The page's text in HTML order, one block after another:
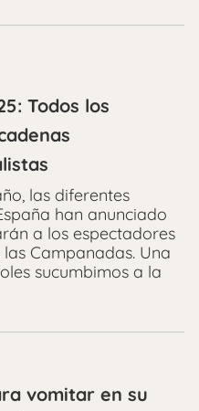
Todos los
las diferentes
han anunciado
a los espectadores
Campanadas. Una
sucumbimos a la
vomitar en su